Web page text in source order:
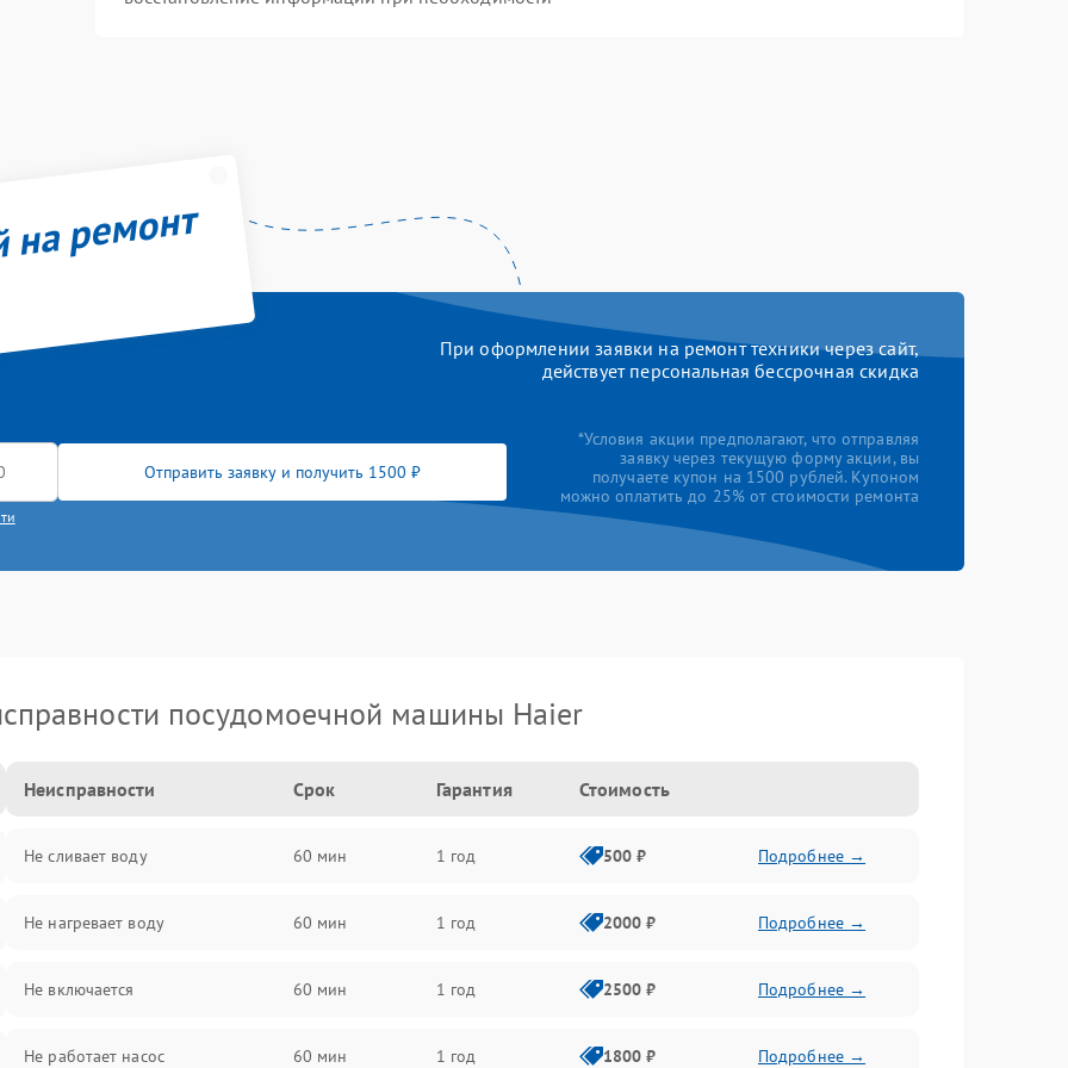
ремонт
При оформлении заявки на ремонт техники через сайт,
действует персональная бессрочная скидка
Отправить заявку и получить 1500 ₽
*Условия акции предполагают, что отправляя
заявку через текущую форму акции, вы
получаете купон на 1500 рублей. Купоном
можно оплатить до 25% от стоимости ремонта
посудомоечной машины Haier
Неисправности Срок Гарантия Стоимость
Не сливает воду 60 мин 1 год 500 ₽ Подробнее →
Не нагревает воду 60 мин 1 год 2000 ₽ Подробнее →
Не включается 60 мин 1 год 2500 ₽ Подробнее →
Не работает насос 60 мин 1 год 1800 ₽ Подробнее →